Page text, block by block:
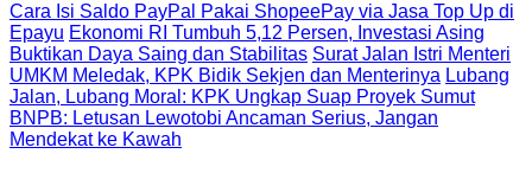
Cara Isi Saldo PayPal Pakai ShopeePay via Jasa Top Up di
Epayu Ekonomi RI Tumbuh 5,12 Persen, Investasi Asing
Buktikan Daya Saing dan Stabilitas Surat Jalan Istri Menteri
UMKM Meledak, KPK Bidik Sekjen dan Menterinya Lubang
Jalan, Lubang Moral: KPK Ungkap Suap Proyek Sumut
BNPB: Letusan Lewotobi Ancaman Serius, Jangan
Mendekat ke Kawah